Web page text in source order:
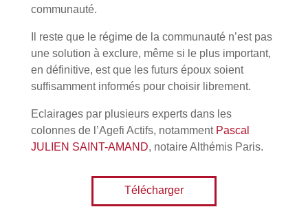
communauté.
Il reste que le régime de la communauté n’est pas
une solution à exclure, même si le plus important,
en définitive, est que les futurs époux soient
suffisamment informés pour choisir librement.
Eclairages par plusieurs experts dans les
colonnes de l’Agefi Actifs, notamment Pascal
JULIEN SAINT-AMAND, notaire Althémis Paris.
Télécharger